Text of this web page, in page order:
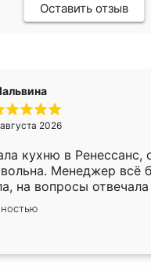
Оставить отзыв
2026
кухню в Ренессанс,
Менеджер всё
на вопросы отвечала
приехал в субботу,
работали